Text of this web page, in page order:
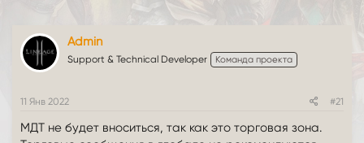
р
т
ы
н
а
Admin
Support & Technical Developer Команда проекта
11 Янв 2022 #21
МДТ не будет вноситься, так как это торговая зона.